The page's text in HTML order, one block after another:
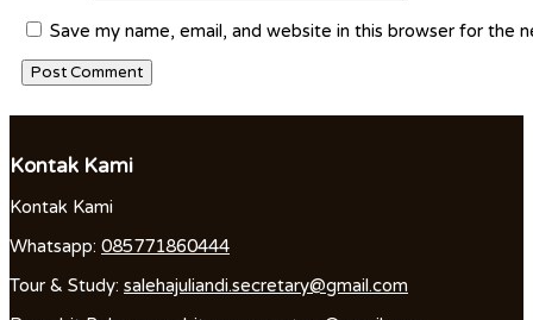
Save my name, email, and website in this browser for the
Kontak Kami
Kontak Kami
Whatsapp: 085771860444
Tour & Study: salehajuliandi.secretary@gmail.com